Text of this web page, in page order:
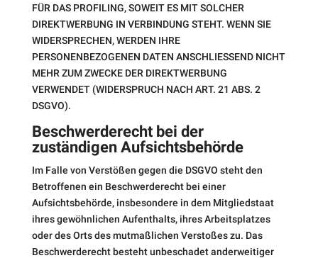
FÜR DAS PROFILING, SOWEIT ES MIT SOLCHER
DIREKTWERBUNG IN VERBINDUNG STEHT. WENN SIE
WIDERSPRECHEN, WERDEN IHRE
PERSONENBEZOGENEN DATEN ANSCHLIESSEND NICHT
MEHR ZUM ZWECKE DER DIREKTWERBUNG
VERWENDET (WIDERSPRUCH NACH ART. 21 ABS. 2
DSGVO).
Beschwerde­recht bei der
zuständigen Aufsichts­behörde
Im Falle von Verstößen gegen die DSGVO steht den
Betroffenen ein Beschwerderecht bei einer
Aufsichtsbehörde, insbesondere in dem Mitgliedstaat
ihres gewöhnlichen Aufenthalts, ihres Arbeitsplatzes
oder des Orts des mutmaßlichen Verstoßes zu. Das
Beschwerderecht besteht unbeschadet anderweitiger